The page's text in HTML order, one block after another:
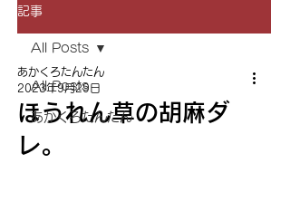
記事
All Posts
あかくろたんたん
All Posts
ほうれん草の胡麻ダ
レ。
あかくろたんたん
2023年9月29日